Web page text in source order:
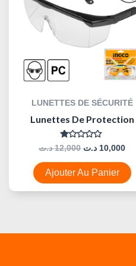
LUNETTES DE SÉCURITÉ
Lunettes De Protection
Note
0
Sur
5
12,000 د.ت 10,000 د.ت
Ajouter Au Panier